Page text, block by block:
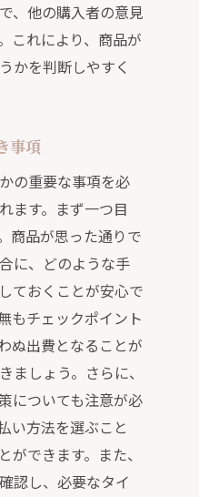
、他の購入者の意見
これにより、商品が
かを判断しやすく
事項
の重要な事項を必
ます。まず一つ目
商品が思った通りで
に、どのような手
ておくことが安心で
もチェックポイント
ぬ出費となることが
ましょう。さらに、
についても注意が必
い方法を選ぶこと
できます。また、
認し、必要なタイ